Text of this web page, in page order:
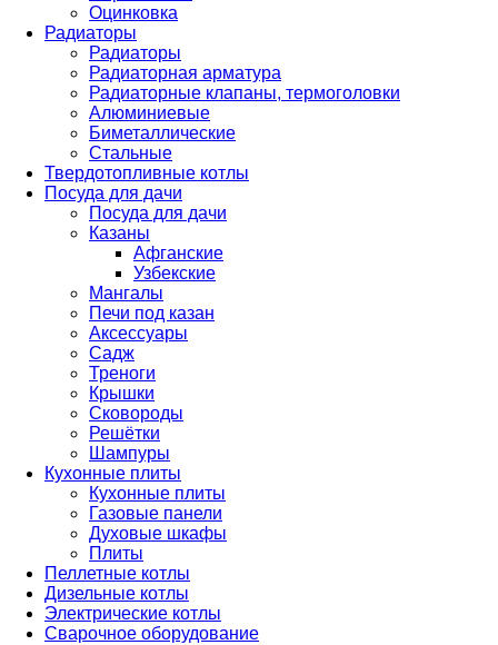
Оцинковка
Радиаторы
Радиаторы
Радиаторная арматура
Радиаторные клапаны, термоголовки
Алюминиевые
Биметаллические
Стальные
Твердотопливные котлы
Посуда для дачи
Посуда для дачи
Казаны
Афганские
Узбекские
Мангалы
Печи под казан
Аксессуары
Садж
Треноги
Крышки
Сковороды
Решётки
Шампуры
Кухонные плиты
Кухонные плиты
Газовые панели
Духовые шкафы
Плиты
Пеллетные котлы
Дизельные котлы
Электрические котлы
Сварочное оборудование